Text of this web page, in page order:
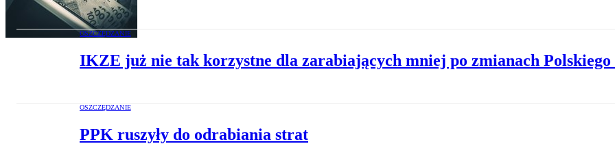
OSZCZĘDZANIE
IKZE już nie tak korzystne dla zarabiających mniej po zmianach
OSZCZĘDZANIE
PPK ruszyły do odrabiania strat